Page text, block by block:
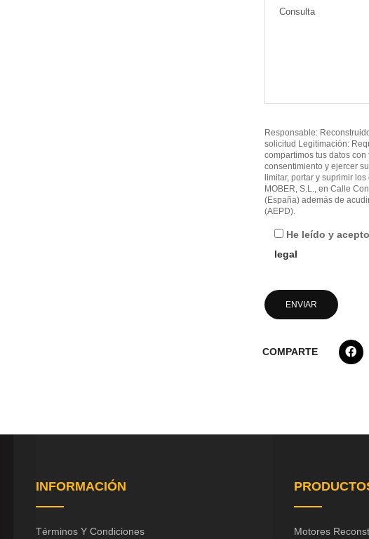
Responsable:
solicitud Legitimación:
compartimos tus datos
consentimiento y ejercer
limitar, portar y suprimir
MOBER, S.L., en Calle
(España) además de
(AEPD).
He leído y
legal
COMPARTE
INFORMACIÓN
Términos Y Condiciones Motores